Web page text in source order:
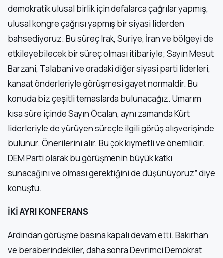
demokratik ulusal birlik için defalarca çağrılar yapmış,
ulusal kongre çağrısı yapmış bir siyasi liderden
bahsediyoruz. Bu süreç Irak, Suriye, İran ve bölgeyi de
etkileyebilecek bir süreç olması itibariyle; Sayın Mesut
Barzani, Talabani ve oradaki diğer siyasi parti liderleri,
kanaat önderleriyle görüşmesi gayet normaldir. Bu
konuda biz çeşitli temaslarda bulunacağız. Umarım
kısa süre içinde Sayın Öcalan, aynı zamanda Kürt
liderleriyle de yürüyen süreçle ilgili görüş alışverişinde
bulunur. Önerilerini alır. Bu çok kıymetli ve önemlidir.
DEM Parti olarak bu görüşmenin büyük katkı
sunacağını ve olması gerektiğini de düşünüyoruz” diye
konuştu.
İKİ AYRI KONFERANS
Ardından görüşme basına kapalı devam etti. Bakırhan
ve beraberindekiler, daha sonra Devrimci Demokrat